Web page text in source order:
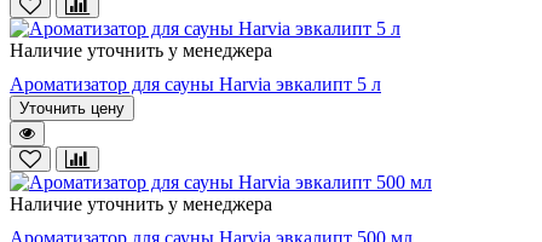
Наличие уточнить у менеджера
Ароматизатор для сауны Harvia эвкалипт 5 л
Уточнить цену
Наличие уточнить у менеджера
Ароматизатор для сауны Harvia эвкалипт 500 мл